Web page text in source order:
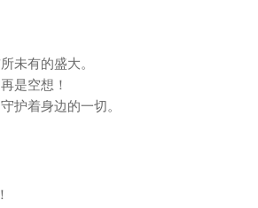
未有的盛大。
是空想！
护着身边的一切。